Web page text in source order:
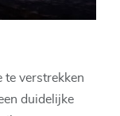
te verstrekken
duidelijke